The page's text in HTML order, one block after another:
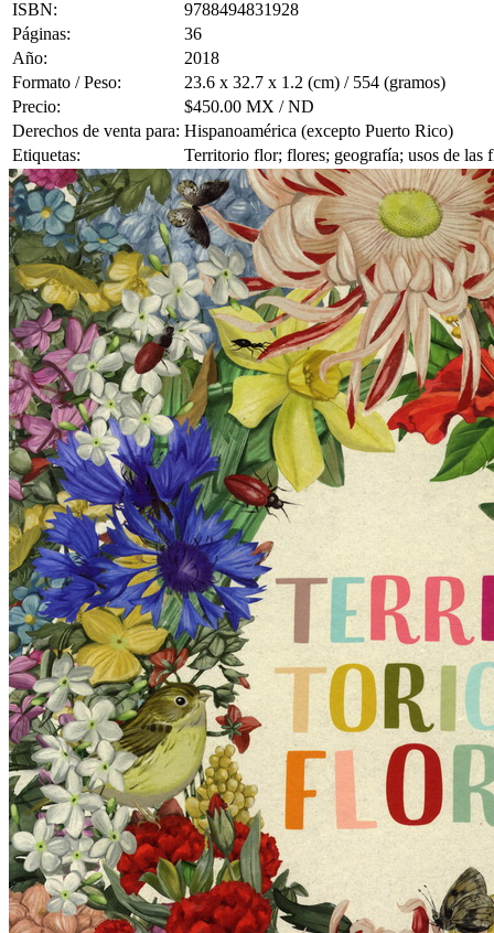
ISBN:
9788494831928
Páginas:
36
Año:
2018
Formato / Peso:
23.6 x 32.7 x 1.2 (cm) / 554 (gramos)
Precio:
$450.00 MX / ND
Derechos de venta para: Hispanoamérica (excepto Puerto Rico)
Etiquetas:
Territorio flor; flores; geografía; usos de